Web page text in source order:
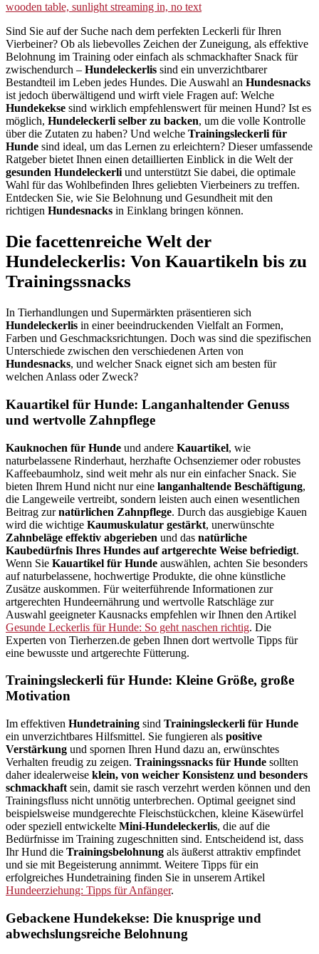
Sind Sie auf der Suche nach dem perfekten Leckerli für Ihren
Vierbeiner? Ob als liebevolles Zeichen der Zuneigung, als effektive
Belohnung im Training oder einfach als schmackhafter Snack für
zwischendurch – Hundeleckerlis sind ein unverzichtbarer
Bestandteil im Leben jedes Hundes. Die Auswahl an Hundesnacks
ist jedoch überwältigend und wirft viele Fragen auf: Welche
Hundekekse sind wirklich empfehlenswert für meinen Hund? Ist es
möglich, Hundeleckerli selber zu backen, um die volle Kontrolle
über die Zutaten zu haben? Und welche Trainingsleckerli für
Hunde sind ideal, um das Lernen zu erleichtern? Dieser umfassende
Ratgeber bietet Ihnen einen detaillierten Einblick in die Welt der
gesunden Hundeleckerli und unterstützt Sie dabei, die optimale
Wahl für das Wohlbefinden Ihres geliebten Vierbeiners zu treffen.
Entdecken Sie, wie Sie Belohnung und Gesundheit mit den
richtigen Hundesnacks in Einklang bringen können.
Die facettenreiche Welt der
Hundeleckerlis: Von Kauartikeln bis zu
Trainingssnacks
In Tierhandlungen und Supermärkten präsentieren sich
Hundeleckerlis in einer beeindruckenden Vielfalt an Formen,
Farben und Geschmacksrichtungen. Doch was sind die spezifischen
Unterschiede zwischen den verschiedenen Arten von
Hundesnacks, und welcher Snack eignet sich am besten für
welchen Anlass oder Zweck?
Kauartikel für Hunde: Langanhaltender Genuss
und wertvolle Zahnpflege
Kauknochen für Hunde und andere Kauartikel, wie
naturbelassene Rinderhaut, herzhafte Ochsenziemer oder robustes
Kaffeebaumholz, sind weit mehr als nur ein einfacher Snack. Sie
bieten Ihrem Hund nicht nur eine langanhaltende Beschäftigung,
die Langeweile vertreibt, sondern leisten auch einen wesentlichen
Beitrag zurnatürlichen Zahnpflege. Durch das ausgiebige Kauen
wird die wichtige Kaumuskulatur gestärkt, unerwünschte
Zahnbeläge effektiv abgerieben und das natürliche
Kaubedürfnis Ihres Hundes auf artgerechte Weise befriedigt.
Wenn Sie Kauartikel für Hunde auswählen, achten Sie besonders
auf naturbelassene, hochwertige Produkte, die ohne künstliche
Zusätze auskommen. Für weiterführende Informationen zur
artgerechten Hundeernährung und wertvolle Ratschläge zur
Auswahl geeigneter Kausnacks empfehlen wir Ihnen den Artikel
Gesunde Leckerlis für Hunde: So geht naschen richtig. Die
Experten von Tierherzen.de geben Ihnen dort wertvolle Tipps für
eine bewusste und artgerechte Fütterung.
Trainingsleckerli für Hunde: Kleine Größe, große
Motivation
Im effektiven Hundetraining sind Trainingsleckerli für Hunde
ein unverzichtbares Hilfsmittel. Sie fungieren als positive
Verstärkung und spornen Ihren Hund dazu an, erwünschtes
Verhalten freudig zu zeigen. Trainingssnacks für Hunde sollten
daher idealerweise klein, von weicher Konsistenz und besonders
schmackhaft sein, damit sie rasch verzehrt werden können und den
Trainingsfluss nicht unnötig unterbrechen. Optimal geeignet sind
beispielsweise mundgerechte Fleischstückchen, kleine Käsewürfel
oder speziell entwickelte Mini-Hundeleckerlis, die auf die
Bedürfnisse im Training zugeschnitten sind. Entscheidend ist, dass
Ihr Hund die Trainingsbelohnung als äußerst attraktiv empfindet
und sie mit Begeisterung annimmt. Weitere Tipps für ein
erfolgreiches Hundetraining finden Sie in unserem Artikel
Hundeerziehung: Tipps für Anfänger.
Gebackene Hundekekse: Die knusprige und
abwechslungsreiche Belohnung